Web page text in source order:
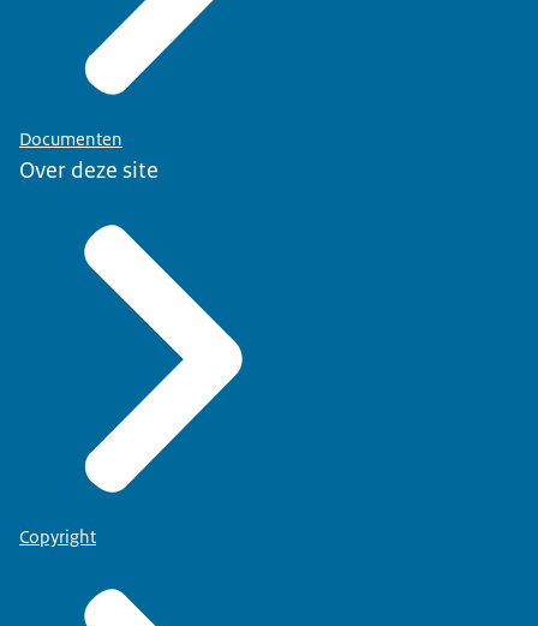
Documenten
Over deze site
Copyright